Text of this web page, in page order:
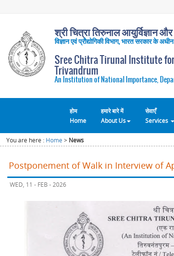
श्री चित्रा तिरुनाल आयुर्विज्ञान
विज्ञान एवं प्रौद्योगिकी विभाग, भारत सरकार के
Sree Chitra Tirunal Institute
Trivandrum
An Institution of National Importance,
होम
Home
हमारे बारे में
About Us
सेवाएँ
Services
You are here : Home > News
Postponement of Walk in Interview of
WED, 11 - FEB - 2026